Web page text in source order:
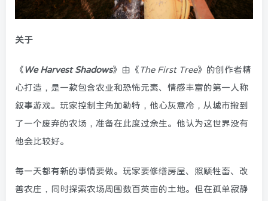
关于
《 We Harvest Shadows》由《 The First Tree》的创作者精
心打造，是一款包含农业和恐怖元素、情感丰富的第一人称
叙事游戏。玩家控制主角加勒特，他心灰意冷，从城市搬到
了一个废弃的农场，准备在此度过余生。他认为这世界没有
他会比较好。
每一天都有新的事情要做。玩家要修缮房屋、照顾牲畜、改
善农庄，同时探索农场周围数百英亩的土地。但在孤单寂静